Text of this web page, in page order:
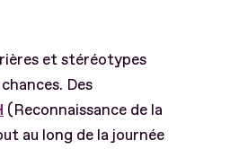
et stéréotypes
Des
(Reconnaissance de la
au long de la journée